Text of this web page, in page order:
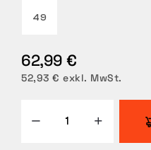
49
62,99 €
52,93 € exkl. MwSt.